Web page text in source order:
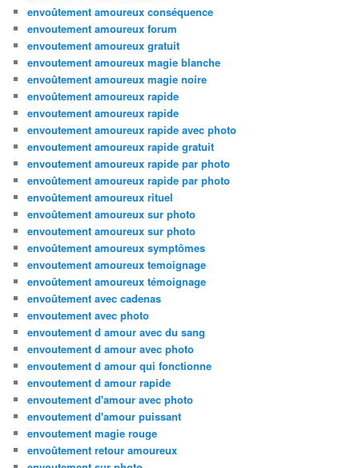
envoûtement amoureux conséquence
envoutement amoureux forum
envoutement amoureux gratuit
envoutement amoureux magie blanche
envoûtement amoureux magie noire
envoûtement amoureux rapide
envoutement amoureux rapide
envoutement amoureux rapide avec photo
envoutement amoureux rapide gratuit
envoutement amoureux rapide par photo
envoûtement amoureux rapide par photo
envoûtement amoureux rituel
envoûtement amoureux sur photo
envoutement amoureux sur photo
envoûtement amoureux symptômes
envoutement amoureux temoignage
envoûtement amoureux témoignage
envoûtement avec cadenas
envoutement avec photo
envoutement d amour avec du sang
envoutement d amour avec photo
envoutement d amour qui fonctionne
envoutement d amour rapide
envoutement d'amour avec photo
envoutement d'amour puissant
envoutement magie rouge
envoûtement retour amoureux